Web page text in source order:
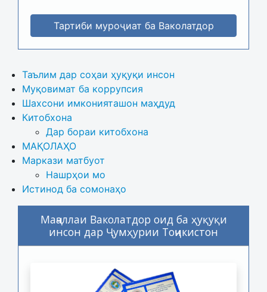
Тартиби муроҷиат ба Ваколатдор
Таълим дар соҳаи ҳуқуқи инсон
Муқовимат ба коррупсия
Шахсони имконияташон маҳдуд
Китобхона
Дар бораи китобхона
МАҚОЛАҲО
Маркази матбуот
Нашрҳои мо
Истинод ба сомонаҳо
Маҷаллаи Ваколатдор оид ба ҳуқуқи
инсон дар Ҷумҳурии Тоҷикистон